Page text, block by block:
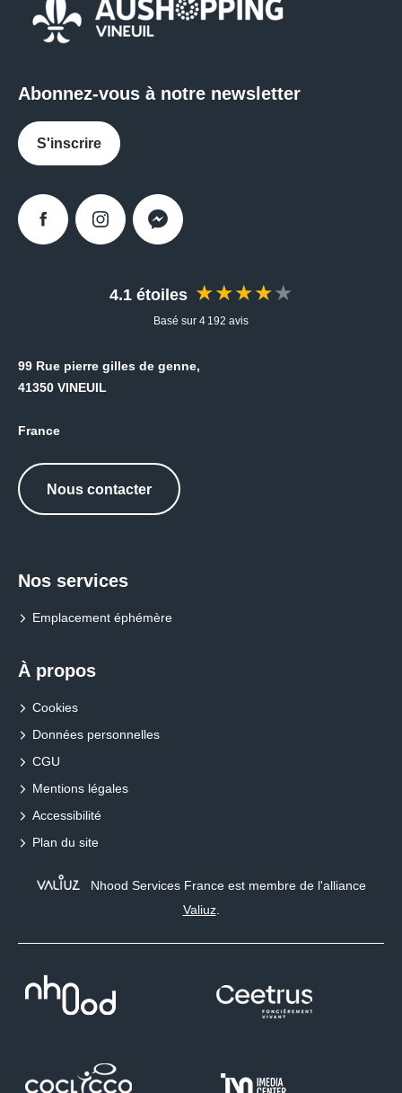
4.1 étoiles ★★★★★
Basé sur 4 192 avis
99 Rue pierre gilles de genne,
41350 VINEUIL
France
Nous contacter
Nos services
Emplacement éphémère
À propos
Cookies
Données personnelles
CGU
Mentions légales
Accessibilité
Plan du site
Abonnez-vous à notre newsletter
S'inscrire
FacebookInstagramMessenger
Nhood Services France est membre de l'alliance
Valiuz.